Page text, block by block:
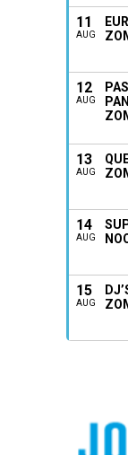
11
AUG
12
AUG
13
AUG
14
AUG
15
AUG